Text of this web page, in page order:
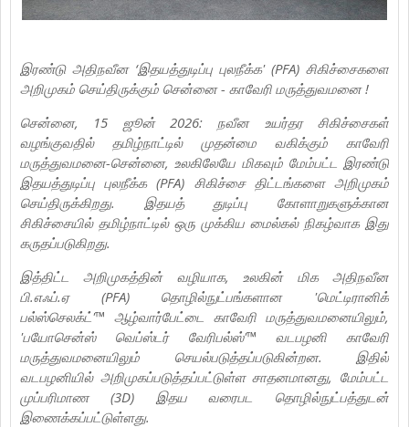
இரண்டு அதிநவீன ‘இதயத்துடிப்பு புலநீக்க' (PFA) சிகிச்சைகளை
அறிமுகம் செய்திருக்கும் சென்னை - காவேரி மருத்துவமனை !
சென்னை, 15 ஜூன் 2026: நவீன உயர்தர சிகிச்சைகள்
வழங்குவதில் தமிழ்நாட்டில் முதன்மை வகிக்கும் காவேரி
மருத்துவமனை-சென்னை, உலகிலேயே மிகவும் மேம்பட்ட இரண்டு
இதயத்துடிப்பு புலநீக்க (PFA) சிகிச்சை திட்டங்களை அறிமுகம்
செய்திருக்கிறது. இதயத் துடிப்பு கோளாறுகளுக்கான
சிகிச்சையில் தமிழ்நாட்டில் ஒரு முக்கிய மைல்கல் நிகழ்வாக இது
கருதப்படுகிறது.
இத்திட்ட அறிமுகத்தின் வழியாக, உலகின் மிக அதிநவீன
பி.எஃப்.ஏ (PFA) தொழில்நுட்பங்களான 'மெட்டிரானிக்
பல்ஸ்செலக்ட்'™ ஆழ்வார்பேட்டை காவேரி மருத்துவமனையிலும்,
'பயோசென்ஸ் வெப்ஸ்டர் வேரிபல்ஸ்'™ வடபழனி காவேரி
மருத்துவமனையிலும் செயல்படுத்தப்படுகின்றன. இதில்
வடபழனியில் அறிமுகப்படுத்தப்பட்டுள்ள சாதனமானது, மேம்பட்ட
முப்பரிமாண (3D) இதய வரைபட தொழில்நுட்பத்துடன்
இணைக்கப்பட்டுள்ளது.